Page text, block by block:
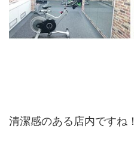
清潔感のある店内ですね！